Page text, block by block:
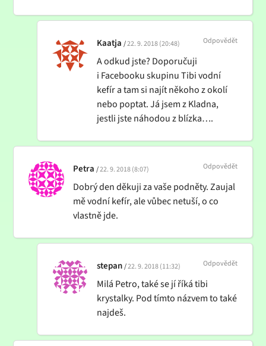
Kaatja 22. 9. 2018 (20:48)
A odkud jste? Doporučuji
i Facebooku skupinu Tibi vodní
kefír a tam si najít někoho z okolí
nebo poptat. Já jsem z Kladna,
jestli jste náhodou z blízka….
Odpovědět
Petra 22. 9. 2018 (8:07)
Dobrý den děkuji za vaše podněty. Zaujal
mě vodní kefír, ale vůbec netuší, o co
vlastně jde.
Odpovědět
stepan 22. 9. 2018 (11:32)
Milá Petro, také se jí říká tibi
krystalky. Pod tímto názvem to také
najdeš.
Odpovědět